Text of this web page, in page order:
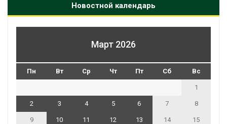
Новостной календарь
Март 2026
Пн Вт Ср Чт Пт Сб Вс
1
2 3 4 5 6 7 8
9 10 11 12 13 14 15